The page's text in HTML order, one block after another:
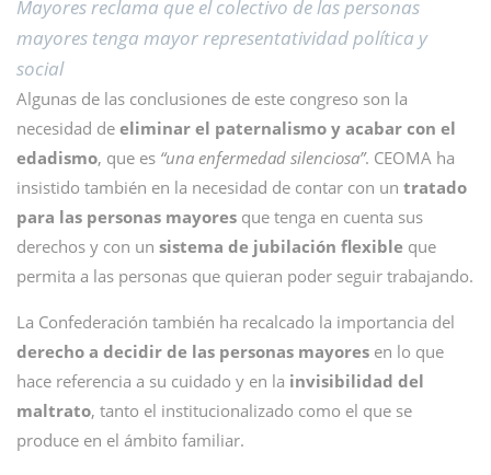
Mayores reclama que el colectivo de las personas
mayores tenga mayor representatividad política y
social
Algunas de las conclusiones de este congreso son la
necesidad de eliminar el paternalismo y acabar con el
edadismo, que es “una enfermedad silenciosa”. CEOMA ha
insistido también en la necesidad de contar con un tratado
para las personas mayores que tenga en cuenta sus
derechos y con un sistema de jubilación flexible que
permita a las personas que quieran poder seguir trabajando.
La Confederación también ha recalcado la importancia del
derecho a decidir de las personas mayores en lo que
hace referencia a su cuidado y en la invisibilidad del
maltrato, tanto el institucionalizado como el que se
produce en el ámbito familiar.